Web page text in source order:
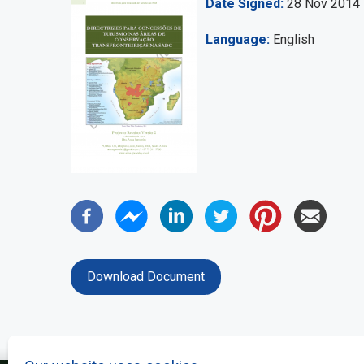
Date Signed 28 Nov 2014
Language English
Download Document